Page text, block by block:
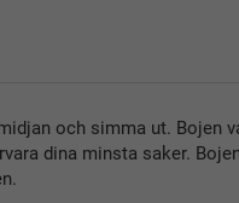
och simma ut. Bojen
dina minsta saker.